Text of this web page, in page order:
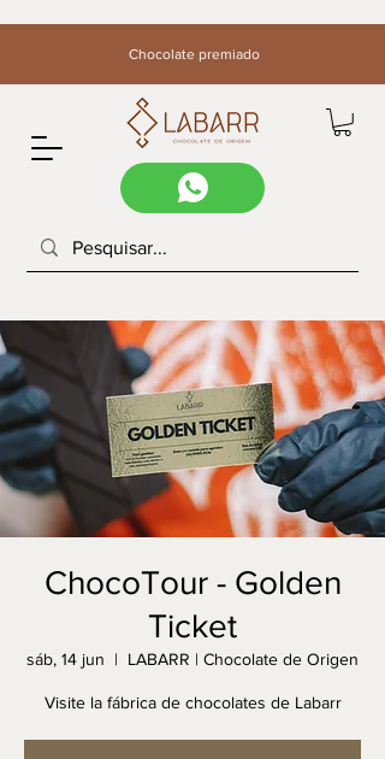
Chocolate premiado
ChocoTour - Golden
Ticket
sáb, 14 jun
  |
LABARR | Chocolate de Origen
Visite la fábrica de chocolates de Labarr